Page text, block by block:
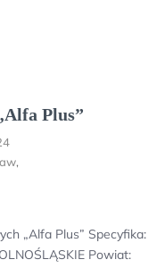
Plus”
,
„Alfa Plus” Specyfika:
Powiat: